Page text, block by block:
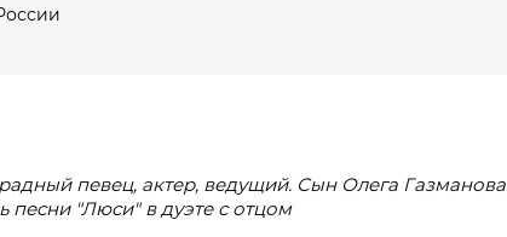
певец, актер, ведущий. Сын Олега
песни "Люси" в дуэте с отцом